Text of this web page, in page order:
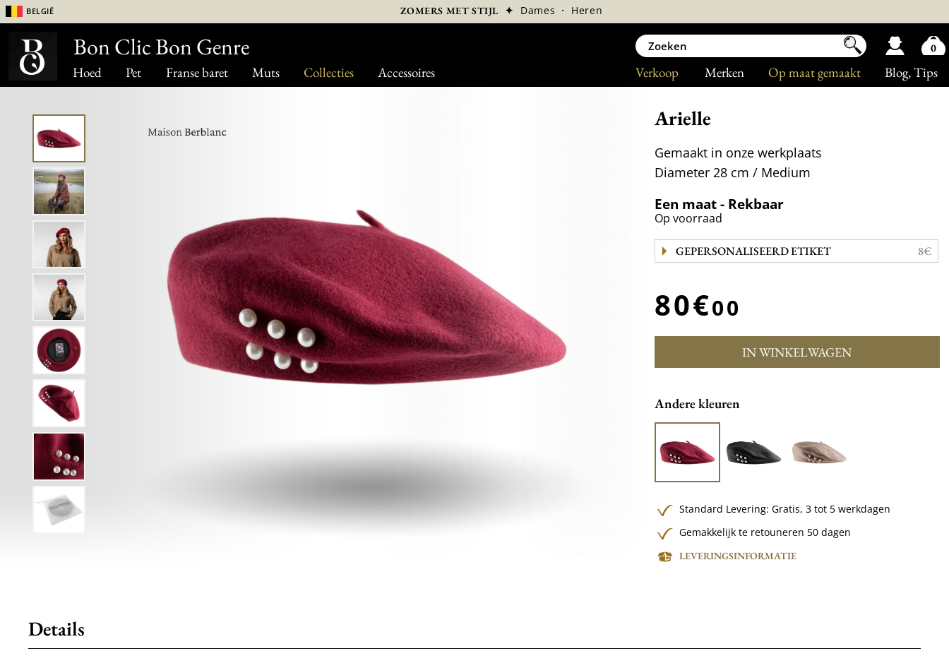
Hoed Pet Franse baret Muts Collecties Accessoires Blog, Tips
Op maat gemaakt
Merken
Verkoop
België ZOMERS MET STIJL ✦ Dames · Heren
Arielle
Gemaakt in onze werkplaats
Diameter 28 cm / Medium
Een maat - Rekbaar
Op voorraad
GEPERSONALISEERD ETIKET 8€
80€00
IN WINKELWAGEN
Andere kleuren
Standard Levering:Gratis,3 tot 5 werkdagen
Gemakkelijk te retouneren 50 dagen
LEVERINGSINFORMATIE
Details
Bon Clic Bon Genre 0